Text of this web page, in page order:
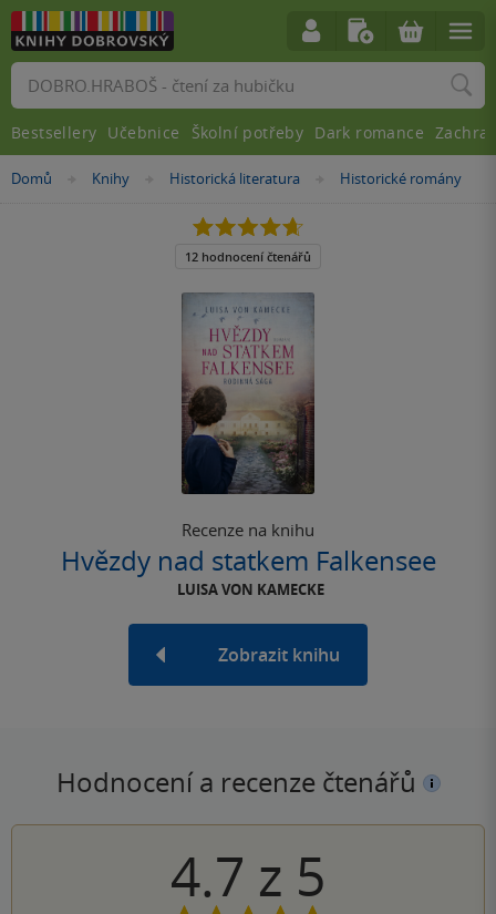
Nacházíte
Domů »
Knihy »Historická literatura »Historické romány
Recenze na knihu
Hvězdy nad statkem Falkensee
LUISA VON KAMECKE
Zobrazit knihu
4.7
z
5
12 hodnocení čtenářů
Hodnocení a recenze čtenářů
4.7 z 5
Vyhledávání
Bestsellery Učebnice Školní potřeby Dark romance